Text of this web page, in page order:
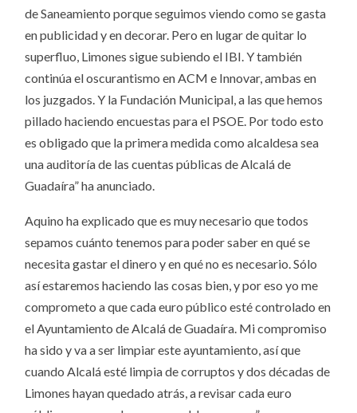
de Saneamiento porque seguimos viendo como se gasta
en publicidad y en decorar. Pero en lugar de quitar lo
superfluo, Limones sigue subiendo el IBI. Y también
continúa el oscurantismo en ACM e Innovar, ambas en
los juzgados. Y la Fundación Municipal, a las que hemos
pillado haciendo encuestas para el PSOE. Por todo esto
es obligado que la primera medida como alcaldesa sea
una auditoría de las cuentas públicas de Alcalá de
Guadaíra” ha anunciado.
Aquino ha explicado que es muy necesario que todos
sepamos cuánto tenemos para poder saber en qué se
necesita gastar el dinero y en qué no es necesario. Sólo
así estaremos haciendo las cosas bien, y por eso yo me
comprometo a que cada euro público esté controlado en
el Ayuntamiento de Alcalá de Guadaíra. Mi compromiso
ha sido y va a ser limpiar este ayuntamiento, así que
cuando Alcalá esté limpia de corruptos y dos décadas de
Limones hayan quedado atrás, a revisar cada euro